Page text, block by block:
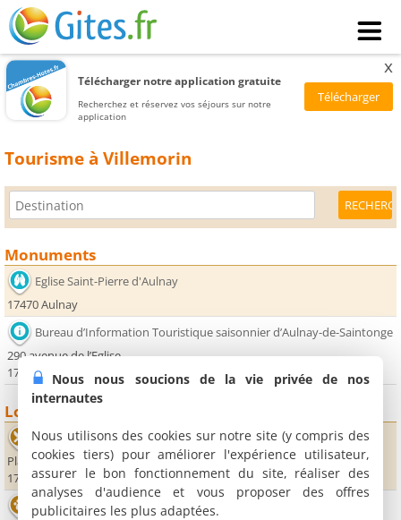
Télécharger notre application gratuite
Recherchez et réservez vos séjours sur notre
application
x
Tourisme à Villemorin
Monuments
Eglise Saint-Pierre d'Aulnay
17470 Aulnay
Bureau d’Information Touristique saisonnier d’Aulnay-de-Saintonge
290 avenue de l’Eglise
17470 Aulnay
Loisirs
Le Neuf
Place Aristide Briand
17470 Aulnay
L'asinerie du baudet du Poitou
Nous nous soucions de la vie privée de nos
internautes
Nous utilisons des cookies sur notre site (y compris des
cookies tiers) pour améliorer l'expérience utilisateur,
assurer le bon fonctionnement du site, réaliser des
analyses d'audience et vous proposer des offres
publicitaires les plus adaptées.